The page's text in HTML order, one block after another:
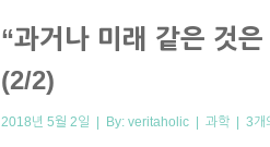
“과거나 미래 같은 것
(2/2)
2018년 5월 2일 | By: veritaholic | 과학 | 3개